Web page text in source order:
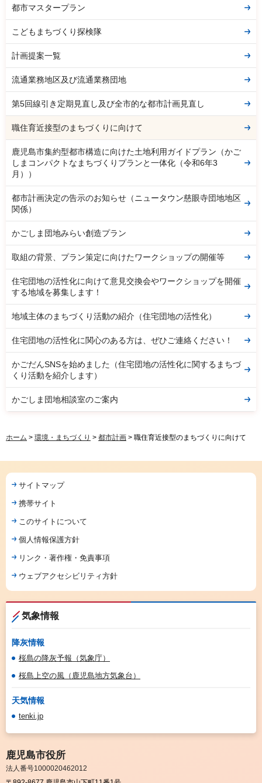
都市マスタープラン
こどもまちづくり探検隊
計画提案一覧
流通業務地区及び流通業務団地
第5回線引き定期見直し及び全市的な都市計画見直し
職住育近接型のまちづくりに向けて
鹿児島市集約型都市構造に向けた土地利用ガイドプラン（かご
しまコンパクトなまちづくりプランと一体化（令和6年3
月））
都市計画決定の告示のお知らせ（ニュータウン慈眼寺団地地区
関係）
かごしま団地みらい創造プラン
取組の背景、プラン策定に向けたワークショップの開催等
住宅団地の活性化に向けて意見交換会やワークショップを開催
する地域を募集します！
地域主体のまちづくり活動の紹介（住宅団地の活性化）
住宅団地の活性化に関心のある方は、ぜひご連絡ください！
かごだんSNSを始めました（住宅団地の活性化に関するまちづ
くり活動を紹介します）
かごしま団地相談室のご案内
ホーム > 環境・まちづくり > 都市計画 > 職住育近接型のまちづくりに向けて
サイトマップ
携帯サイト
このサイトについて
個人情報保護方針
リンク・著作権・免責事項
ウェブアクセシビリティ方針
気象情報
降灰情報
桜島の降灰予報（気象庁）
桜島上空の風（鹿児島地方気象台）
天気情報
tenki.jp
鹿児島市役所
法人番号1000020462012